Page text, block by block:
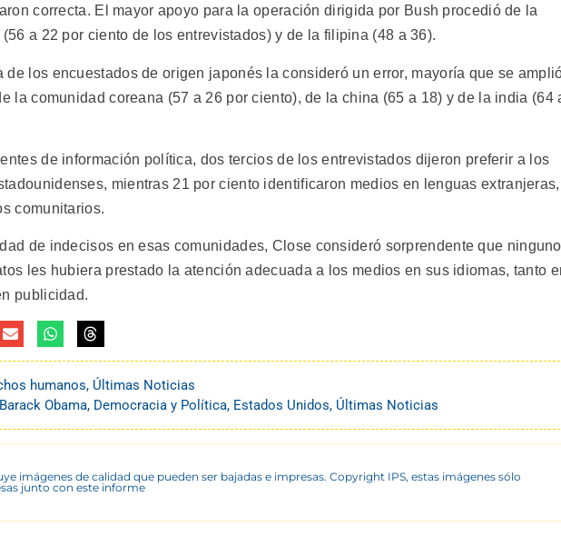
correcta. El mayor apoyo para la operación dirigida por Bush procedió de la
a 22 por ciento de los entrevistados) y de la filipina (48 a 36).
de los encuestados de origen japonés la consideró un error, mayoría que se
la comunidad coreana (57 a 26 por ciento), de la china (65 a 18) y de la india (64
de información política, dos tercios de los entrevistados dijeron preferir a los
mientras 21 por ciento identificaron medios en lenguas extranjeras,
comunitarios.
de indecisos en esas comunidades, Close consideró sorprendente que ninguno
les hubiera prestado la atención adecuada a los medios en sus idiomas, tanto
publicidad.
humanos, Últimas Noticias
Barack Obama, Democracia y Política, Estados Unidos, Últimas Noticias
imágenes de calidad que pueden ser bajadas e impresas. Copyright IPS, estas imágenes sólo
junto con este informe